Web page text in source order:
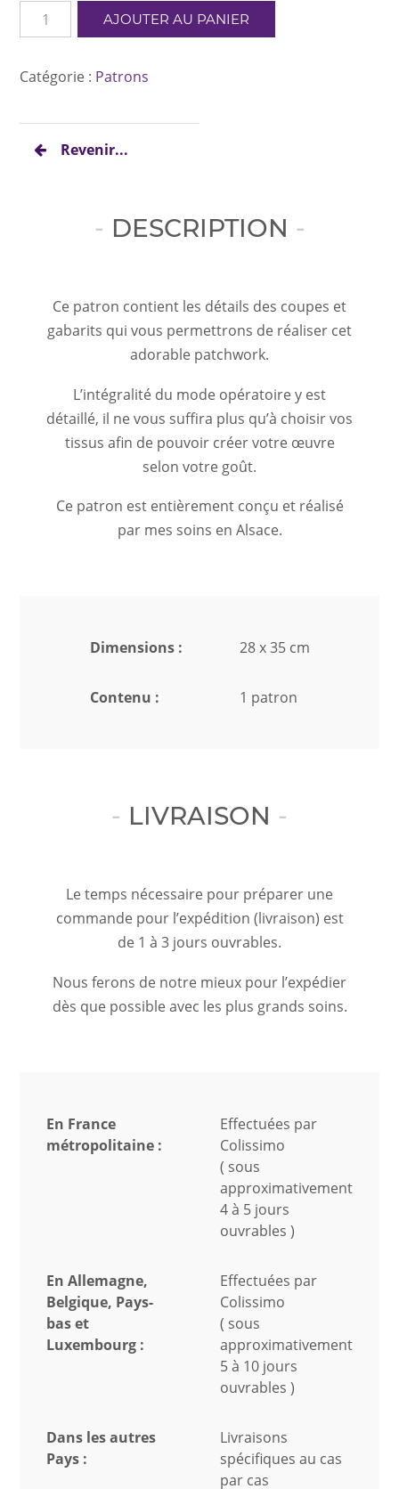
quantité
de
en
L'alsacienne
AJOUTER AU PANIER
Catégorie : Patrons
Revenir...
DESCRIPTION
Ce patron contient les détails des coupes et
gabarits qui vous permettrons de réaliser cet
adorable patchwork.
L’intégralité du mode opératoire y est
détaillé, il ne vous suffira plus qu’à choisir vos
tissus afin de pouvoir créer votre œuvre
selon votre goût.
Ce patron est entièrement conçu et réalisé
par mes soins en Alsace.
Dimensions : 28 x 35 cm
Contenu : 1 patron
LIVRAISON
Le temps nécessaire pour préparer une
commande pour l’expédition (livraison) est
de 1 à 3 jours ouvrables.
Nous ferons de notre mieux pour l’expédier
dès que possible avec les plus grands soins.
En France
métropolitaine :
Effectuées par
Colissimo
( sous
approximativement
4 à 5 jours
ouvrables )
En Allemagne,
Belgique, Pays-
bas et
Luxembourg :
Effectuées par
Colissimo
( sous
approximativement
5 à 10 jours
ouvrables )
Dans les autres
Pays :
Livraisons
spécifiques au cas
par cas